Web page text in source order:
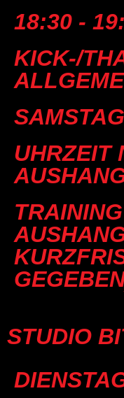
18:30 -
KICK-/
SAMSTAG
UHRZEIT
STUDIO